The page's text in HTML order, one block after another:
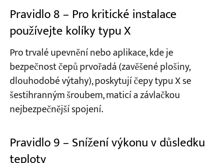
Pravidlo 8 – Pro kritické instalace
používejte kolíky typu X
Pro trvalé upevnění nebo aplikace, kde je
bezpečnost čepů prvořadá (zavěšené plošiny,
dlouhodobé výtahy), poskytují čepy typu X se
šestihranným šroubem, maticí a závlačkou
nejbezpečnější spojení.
Pravidlo 9 – Snížení výkonu v důsledku